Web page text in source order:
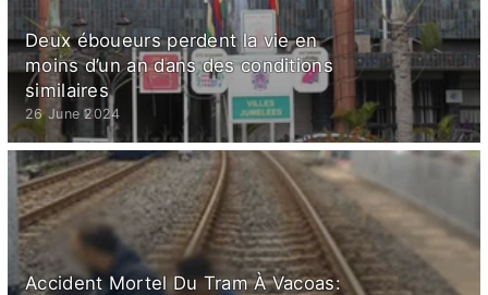
Deux éboueurs perdent la vie en
moins d’un an dans des conditions
similaires
26 June 2024
Accident Mortel Du Tram À Vacoas: